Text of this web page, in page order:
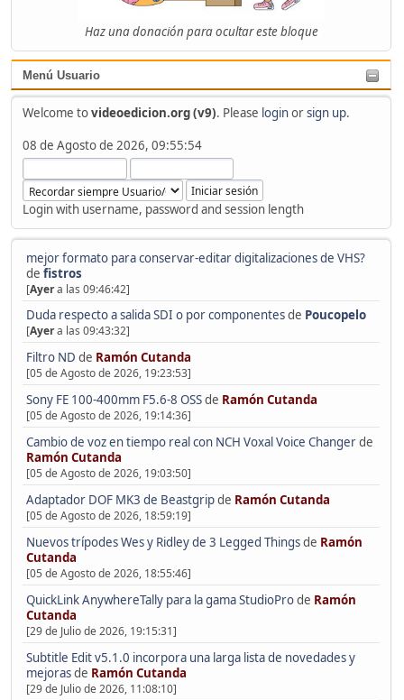
Haz una donación para ocultar este bloque
Menú Usuario
Welcome tovideoedicion.org (v9). Please loginorsign up.
08 de Agosto de 2026, 09:55:54
Login with username, password and session length
mejor formato para conservar-editar digitalizaciones de VHS?
de fistros
[Ayera las 09:46:42]
Duda respecto a salida SDI o por componentesde Poucopelo
[Ayera las 09:43:32]
Filtro ND de Ramón Cutanda
[05 de Agosto de 2026, 19:23:53]
Sony FE 100-400mm F5.6-8 OSSde Ramón Cutanda
[05 de Agosto de 2026, 19:14:36]
Cambio de voz en tiempo real con NCH Voxal Voice Changerde
Ramón Cutanda
[05 de Agosto de 2026, 19:03:50]
Adaptador DOF MK3 de Beastgripde Ramón Cutanda
[05 de Agosto de 2026, 18:59:19]
Nuevos trípodes Wes y Ridley de 3 Legged Thingsde Ramón
Cutanda
[05 de Agosto de 2026, 18:55:46]
QuickLink AnywhereTally para la gama StudioProde Ramón
Cutanda
[29 de Julio de 2026, 19:15:31]
Subtitle Edit v5.1.0 incorpora una larga lista de novedades y
mejorasde Ramón Cutanda
[29 de Julio de 2026, 11:08:10]